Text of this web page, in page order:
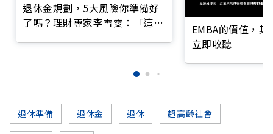
退休金規劃，5大風險你準備好
了嗎？理財專家李雪雯：「這階
EMBA的價值，
立即收聽
退休準備 退休金 退休 超高齡社會